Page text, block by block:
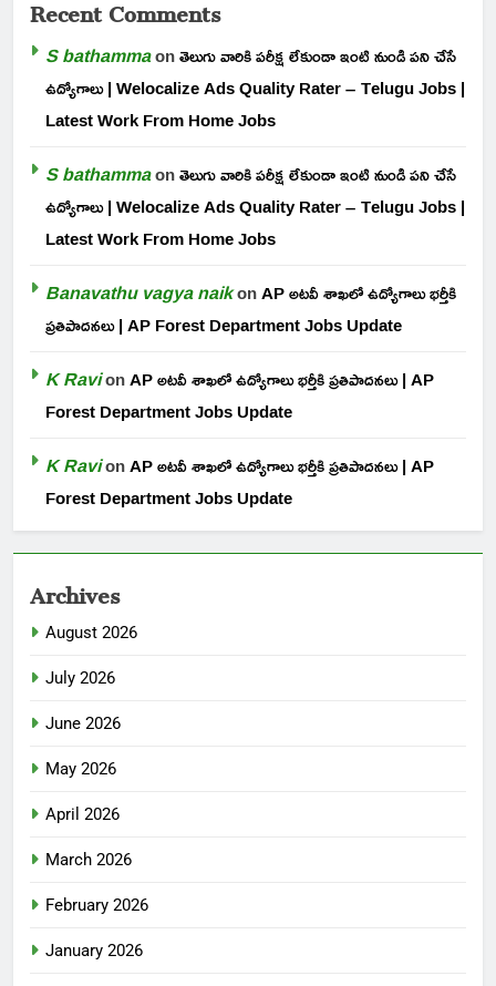
S bathammaonతెలుగు వారికి పరీక్ష లేకుండా ఇంటి నుండి పని చేసే
ఉద్యోగాలు | Welocalize Ads Quality Rater – Telugu Jobs |
Latest Work From Home Jobs
S bathammaonతెలుగు వారికి పరీక్ష లేకుండా ఇంటి నుండి పని చేసే
ఉద్యోగాలు | Welocalize Ads Quality Rater – Telugu Jobs |
Latest Work From Home Jobs
Banavathu vagya naikonAP అటవీ శాఖలో ఉద్యోగాలు భర్తీకి
ప్రతిపాదనలు | AP Forest Department Jobs Update
K RavionAP అటవీ శాఖలో ఉద్యోగాలు భర్తీకి ప్రతిపాదనలు | AP
Forest Department Jobs Update
K RavionAP అటవీ శాఖలో ఉద్యోగాలు భర్తీకి ప్రతిపాదనలు | AP
Forest Department Jobs Update
Archives
August 2026
July 2026
June 2026
May 2026
April 2026
March 2026
February 2026
January 2026